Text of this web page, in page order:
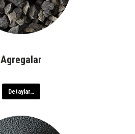
Agregalar
Detaylar…